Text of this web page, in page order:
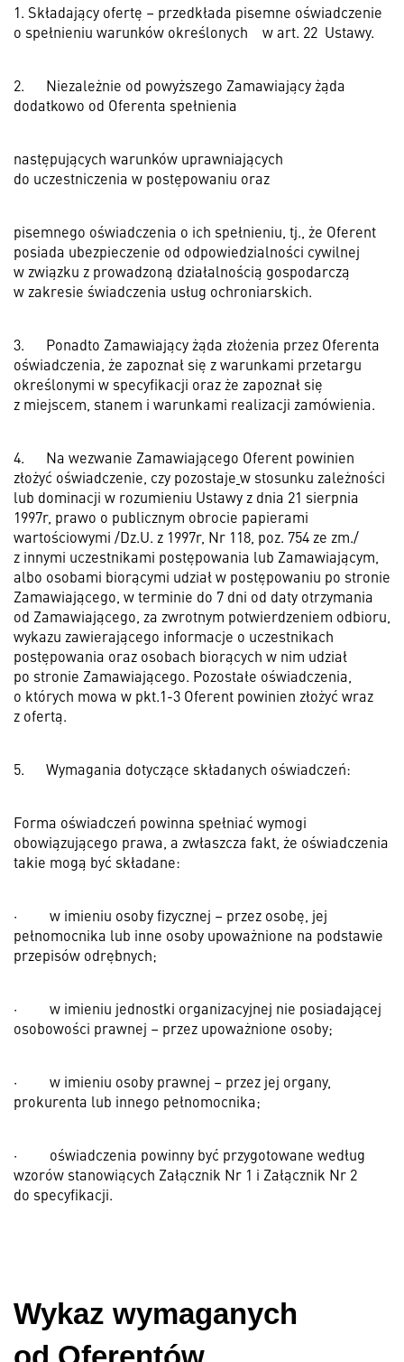
1. Składający ofertę – przedkłada pisemne oświadczenie
o spełnieniu warunków określonych
w art. 22 Ustawy.
2.
Niezależnie od powyższego Zamawiający żąda
dodatkowo od Oferenta spełnienia
następujących warunków uprawniających
do uczestniczenia w postępowaniu oraz
pisemnego oświadczenia o ich spełnieniu, tj., że Oferent
posiada ubezpieczenie od odpowiedzialności cywilnej
w związku z prowadzoną działalnością gospodarczą
w zakresie świadczenia usług ochroniarskich.
3.
Ponadto Zamawiający żąda złożenia przez Oferenta
oświadczenia, że zapoznał się z warunkami przetargu
określonymi w specyfikacji oraz że zapoznał się
z miejscem, stanem i warunkami realizacji zamówienia.
4.
Na wezwanie Zamawiającego Oferent powinien
złożyć oświadczenie, czy pozostaje w stosunku zależności
lub dominacji w rozumieniu Ustawy z dnia 21 sierpnia
1997r, prawo o publicznym obrocie papierami
wartościowymi /Dz.U. z 1997r, Nr 118, poz. 754 ze zm./
z innymi uczestnikami postępowania lub Zamawiającym,
albo osobami biorącymi udział w postępowaniu po stronie
Zamawiającego, w terminie do 7 dni od daty otrzymania
od Zamawiającego, za zwrotnym potwierdzeniem odbioru,
wykazu zawierającego informacje o uczestnikach
postępowania oraz osobach biorących w nim udział
po stronie Zamawiającego. Pozostałe oświadczenia,
o których mowa w pkt.1-3 Oferent powinien złożyć wraz
z ofertą.
5. Wymagania dotyczące składanych oświadczeń:
Forma oświadczeń powinna spełniać wymogi
obowiązującego prawa, a zwłaszcza fakt, że oświadczenia
takie mogą być składane:
·
w imieniu osoby fizycznej – przez osobę, jej
pełnomocnika lub inne osoby upoważnione na podstawie
przepisów odrębnych;
·
w imieniu jednostki organizacyjnej nie posiadającej
osobowości prawnej – przez upoważnione osoby;
·
w imieniu osoby prawnej – przez jej organy,
prokurenta lub innego pełnomocnika;
·
oświadczenia powinny być przygotowane według
wzorów stanowiących Załącznik Nr 1 i Załącznik Nr 2
do specyfikacji.
Wykaz wymaganych